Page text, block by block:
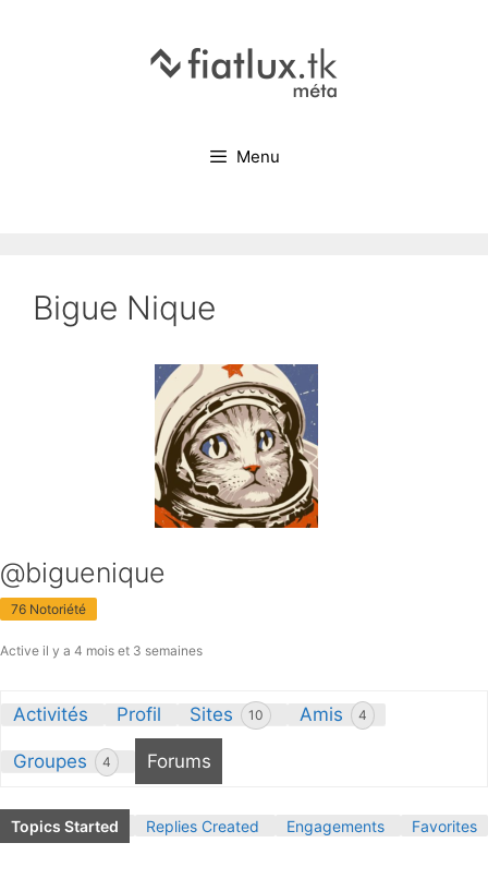
Menu
Bigue Nique
@biguenique
76 Notoriété
Active il y a 4 mois et 3 semaines
Activités Profil Sites 10 Amis 4
Groupes 4 Forums
Topics Started Replies Created Engagements Favorites